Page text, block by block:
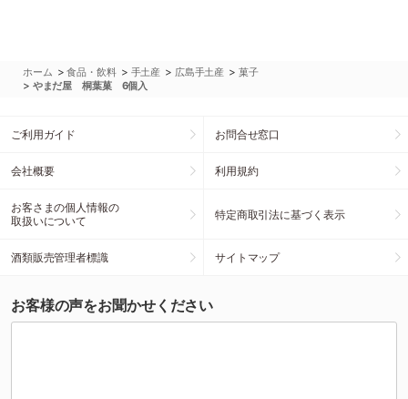
ホーム >食品・飲料 > 手土産 > 広島手土産 > 菓子
> やまだ屋 桐葉菓 6個入
ご利用ガイド お問合せ窓口
会社概要 利用規約
お客さまの個人情報の
取扱いについて
特定商取引法に基づく表示
酒類販売管理者標識 サイトマップ
お客様の声をお聞かせください